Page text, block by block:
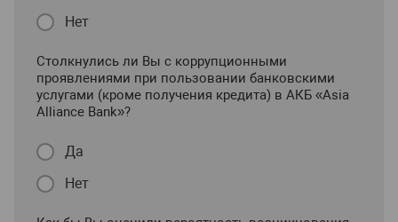
Нет
Столкнулись ли Вы с коррупционными
проявлениями при пользовании банковскими
услугами (кроме получения кредита) в АКБ «Asia
Alliance Bank»?
Да
Нет